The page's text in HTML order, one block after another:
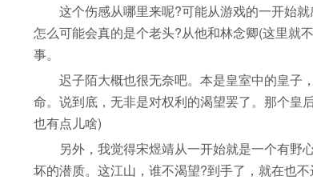
这个伤感从哪里来呢?可能从游戏的一开始就
怎么可能会真的是个老头?从他和林念卿(这里就
事。
迟子陌大概也很无奈吧。本是皇室中的皇子
命。说到底，无非是对权利的渴望罢了。那个皇
也有点儿啥)
另外，我觉得宋煜靖从一开始就是一个有野
坏的潜质。这江山，谁不渴望?到手了，就在也